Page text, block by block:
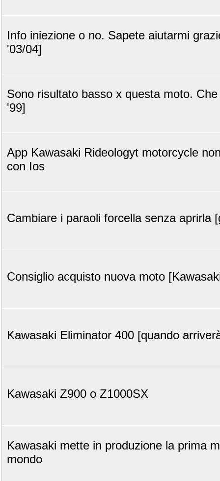
Info iniezione o no. Sapete aiutarmi
'03/04]
Sono risultato basso x questa moto.
'99]
App Kawasaki Rideologyt motorcycle
con Ios
Cambiare i paraoli forcella senza aprirla
Consiglio acquisto nuova moto
Kawasaki Eliminator 400 [quando
Kawasaki Z900 o Z1000SX
Kawasaki mette in produzione la prima
mondo